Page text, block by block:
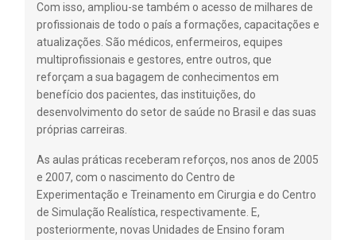
Com isso, ampliou-se também o acesso de milhares de
profissionais de todo o país a formações, capacitações e
atualizações. São médicos, enfermeiros, equipes
multiprofissionais e gestores, entre outros, que
reforçam a sua bagagem de conhecimentos em
benefício dos pacientes, das instituições, do
desenvolvimento do setor de saúde no Brasil e das suas
próprias carreiras.
As aulas práticas receberam reforços, nos anos de 2005
e 2007, com o nascimento do Centro de
Experimentação e Treinamento em Cirurgia e do Centro
de Simulação Realística, respectivamente. E,
posteriormente, novas Unidades de Ensino foram